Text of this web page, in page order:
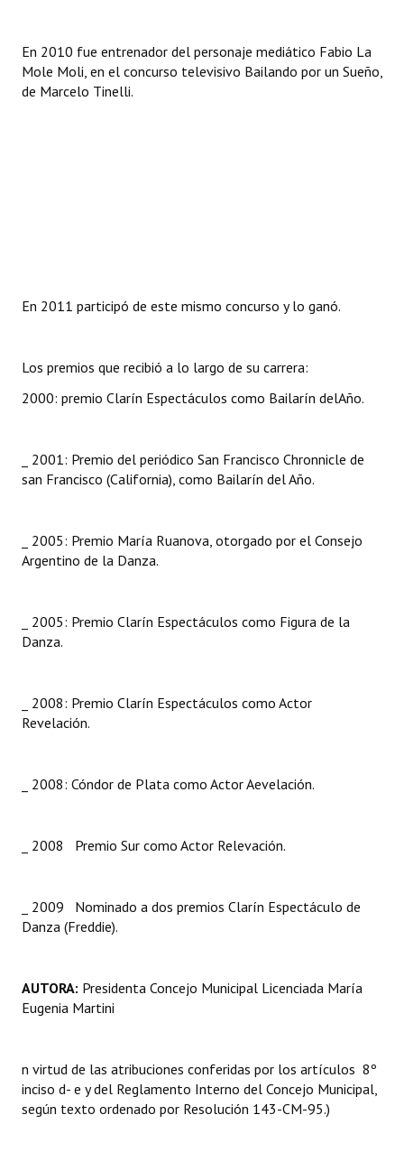
En 2010 fue entrenador del personaje mediático Fabio La
Mole Moli, en el concurso televisivo Bailando por un Sueño,
de Marcelo Tinelli.
En 2011 participó de este mismo concurso y lo ganó.
Los premios que recibió a lo largo de su carrera:
2000: premio Clarín Espectáculos como Bailarín delAño.
_ 2001: Premio del periódico San Francisco Chronnicle de
san Francisco (California), como Bailarín del Año.
_ 2005: Premio María Ruanova, otorgado por el Consejo
Argentino de la Danza.
_ 2005: Premio Clarín Espectáculos como Figura de la
Danza.
_ 2008: Premio Clarín Espectáculos como Actor
Revelación.
_ 2008: Cóndor de Plata como Actor Aevelación.
_ 2008 Premio Sur como Actor Relevación.
_ 2009 Nominado a dos premios Clarín Espectáculo de
Danza (Freddie).
AUTORA: Presidenta Concejo Municipal Licenciada María
Eugenia Martini
n virtud de las atribuciones conferidas por los artículos 8º
inciso d- e y del Reglamento Interno del Concejo Municipal,
según texto ordenado por Resolución 143-CM-95.)